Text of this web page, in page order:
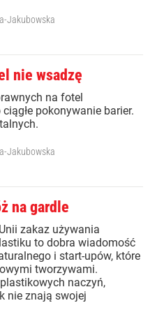
Jakubowska
nie wsadzę
na fotel
pokonywanie barier.
Jakubowska
na gardle
zakaz używania
to dobra wiadomość
i start-upów, które
tworzywami.
naczyń,
nie znają swojej